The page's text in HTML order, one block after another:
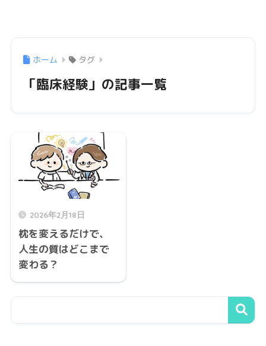
ホーム タグ
「臨床経験」の記事一覧
2026年2月18日
枕を変えるだけで、
人生の質はどこまで
変わる？